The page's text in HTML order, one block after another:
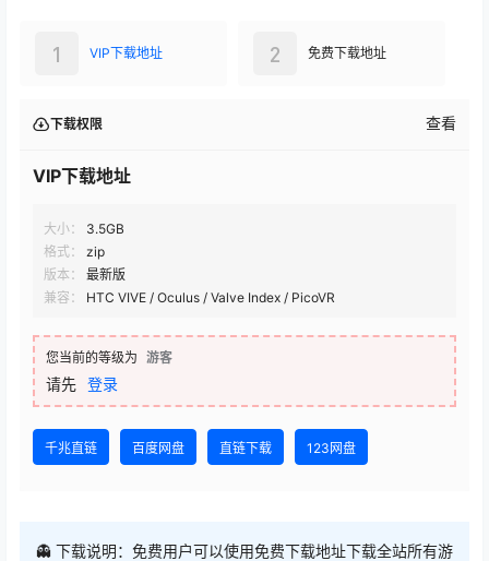
VIP下载地址
1 免费下载地址
2
下载权限 查看
VIP下载地址
大小：
3.5GB
格式：
zip
版本：
最新版
兼容：
HTC VIVE / Oculus / Valve Index / PicoVR
您当前的等级为 游客
请先 登录
千兆直链 百度网盘 直链下载 123网盘
👻 下载说明：免费用户可以使用免费下载地址下载全站所有游